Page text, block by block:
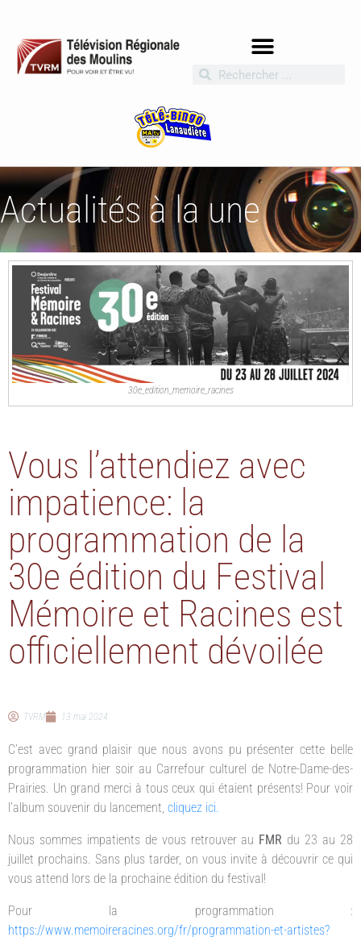
Actualités à la une
30e_edition_memoire_racines
Vous l’attendiez avec
impatience: la
programmation de la
30e édition du Festival
Mémoire et Racines est
officiellement dévoilée
TVRM 13 mai 2024
C’est avec grand plaisir que nous avons pu présenter cette belle
programmation hier soir au Carrefour culturel de Notre-Dame-des-
Prairies. Un grand merci à tous ceux qui étaient présents! Pour voir
l’album souvenir du lancement, cliquez ici.
Nous sommes impatients de vous retrouver au FMR du 23 au 28
juillet prochains. Sans plus tarder, on vous invite à découvrir ce qui
vous attend lors de la prochaine édition du festival!
Pour la programmation :
https://www.memoireracines.org/fr/programmation-et-artistes?